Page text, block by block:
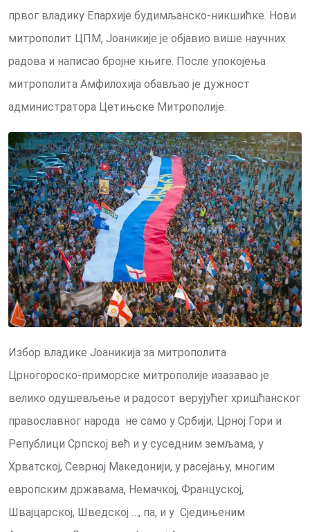
првог владику Епархије будимљанско-никшићке. Нови
митрополит ЦПМ, Јоаникије је објавио више научних
радова и написао бројне књиге. После упокојења
митрополита Амфилохија обављао је дужност
администратора Цетињске Митрополије.
Избор владике Јоаникија за митрополита
Црногороско-приморске митрополије изазавао је
велико одушевљење и радосот верујућег хришћанског
православног народа не само у Србији, Црној Гори и
Републици Српској већ и у суседним земљама, у
Хрватској, Севрној Македонији, у расејању, многим
европским државама, Немачкој, Француској,
Швајцарској, Шведској …, па, и у Сједињеним